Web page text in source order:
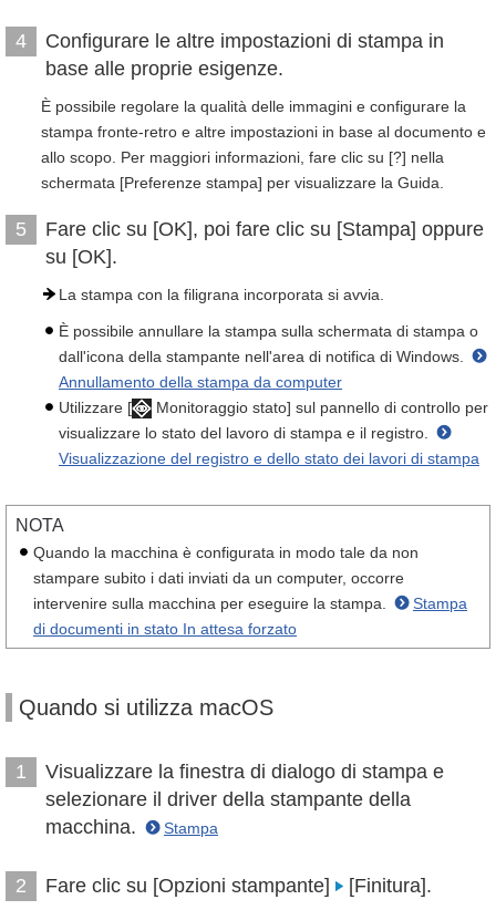
4
Configurare le altre impostazioni di stampa in
base alle proprie esigenze.
È possibile regolare la qualità delle immagini e configurare la
stampa fronte-retro e altre impostazioni in base al documento e
allo scopo. Per maggiori informazioni, fare clic su [?] nella
schermata [Preferenze stampa] per visualizzare la Guida.
5
Fare clic su [OK], poi fare clic su [Stampa] oppure
su [OK].
La stampa con la filigrana incorporata si avvia.
È possibile annullare la stampa sulla schermata di stampa o
dall'icona della stampante nell'area di notifica di Windows.
Annullamento della stampa da computer
Utilizzare [
Monitoraggio stato] sul pannello di controllo per
visualizzare lo stato del lavoro di stampa e il registro.
Visualizzazione del registro e dello stato dei lavori di stampa
NOTA
Quando la macchina è configurata in modo tale da non
stampare subito i dati inviati da un computer, occorre
intervenire sulla macchina per eseguire la stampa.
Stampa
di documenti in stato In attesa forzato
Quando si utilizza macOS
1
Visualizzare la finestra di dialogo di stampa e
selezionare il driver della stampante della
macchina.
Stampa
2 Fare clic su [Opzioni stampante] [Finitura].